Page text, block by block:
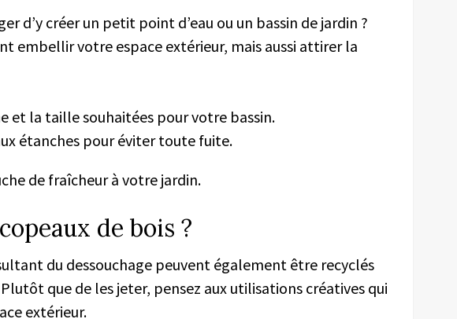
d’y créer un petit point d’eau ou un bassin de jardin ?
embellir votre espace extérieur, mais aussi attirer la
et la taille souhaitées pour votre bassin.
étanches pour éviter toute fuite.
de fraîcheur à votre jardin.
de bois ?
du dessouchage peuvent également être recyclés
que de les jeter, pensez aux utilisations créatives qui
extérieur.